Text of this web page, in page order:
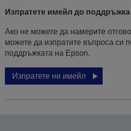
Изпратете имейл до
Ако не можете да намерите
можете да изпратите въпроса си
поддръжката на Epson.
Изпратете ни имейл